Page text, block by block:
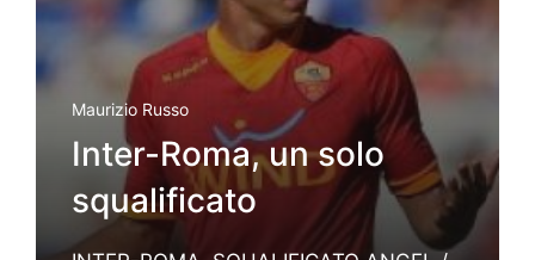
Maurizio Russo
Inter-Roma, un solo
squalificato